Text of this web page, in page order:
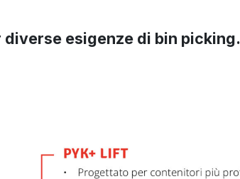
diverse esigenze di bin picking.